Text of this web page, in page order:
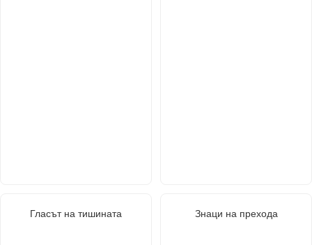
Гласът на тишината Знаци на прехода